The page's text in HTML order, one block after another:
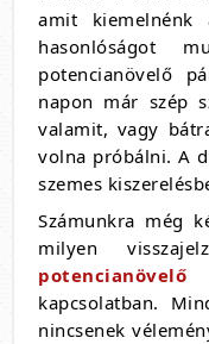
amit kiemelnénk
hasonlóságot
potencianövelő
napon már szép
valamit, vagy
volna próbálni. A
szemes
Számunkra még
milyen
potencianövelő
kapcsolatban.
nincsenek